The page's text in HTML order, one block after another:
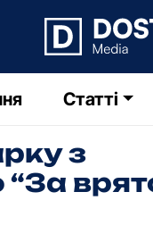
Статті
з